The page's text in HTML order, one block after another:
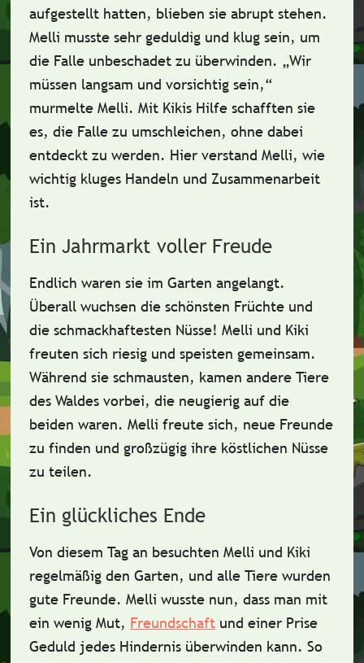
aufgestellt hatten, blieben sie abrupt stehen.
Melli musste sehr geduldig und klugsein, um
die Falle unbeschadet zu überwinden. „Wir
müssen langsam und vorsichtig sein,“
murmelte Melli. Mit Kikis Hilfe schafften sie
es, die Falle zu umschleichen, ohne dabei
entdeckt zu werden. Hier verstand Melli, wie
wichtig kluges Handeln und Zusammenarbeit
ist.
Ein Jahrmarkt voller Freude
Endlich waren sie im Garten angelangt.
Überallwuchsen die schönsten Früchte und
die schmackhaftesten Nüsse! Melli und Kiki
freuten sich riesig und speisten gemeinsam.
Während sie schmausten, kamen andere Tiere
des Waldes vorbei, die neugierig auf die
beiden waren. Melli freute sich, neue Freunde
zu finden und großzügigihre köstlichen Nüsse
zu teilen.
Ein glückliches Ende
Von diesem Tag an besuchten Melli und Kiki
regelmäßig den Garten, und alle Tiere wurden
gute Freunde. Melli wusste nun, dass man mit
ein wenig Mut, Freundschaftund einer Prise
Geduld jedes Hindernis überwinden kann. So